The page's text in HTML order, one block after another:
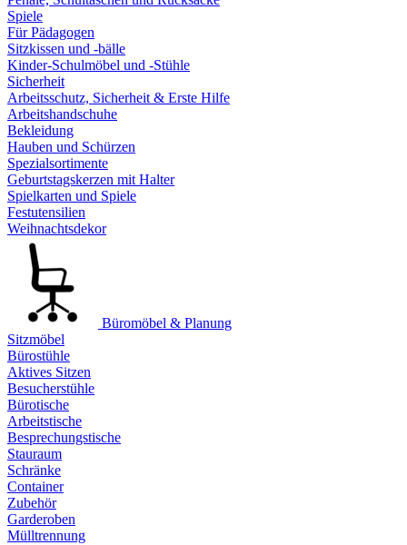
Spiele
Für Pädagogen
Sitzkissen und -bälle
Kinder-Schulmöbel und -Stühle
Sicherheit
Arbeitsschutz, Sicherheit & Erste Hilfe
Arbeitshandschuhe
Bekleidung
Hauben und Schürzen
Spezialsortimente
Geburtstagskerzen mit Halter
Spielkarten und Spiele
Festutensilien
Weihnachtsdekor
Büromöbel & Planung
Sitzmöbel
Bürostühle
Aktives Sitzen
Besucherstühle
Bürotische
Arbeitstische
Besprechungstische
Stauraum
Schränke
Container
Zubehör
Garderoben
Mülltrennung